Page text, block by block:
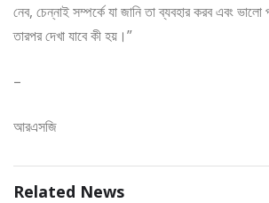
নেব, চেন্নাই সম্পর্কে যা জানি তা ব্যবহার করব এবং ভালো
তারপর দেখা যাবে কী হয়।”
–
আরএসজি
Related News